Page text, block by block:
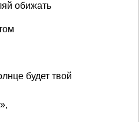
обижать
будет твой